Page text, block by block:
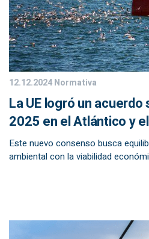
12.12.2024Normativa
La UE logró un
2025 en el Atlántico y
Este nuevo consenso busca
ambiental con la viabilidad